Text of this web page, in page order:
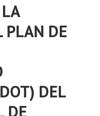
PLAN DE
DEL
DE